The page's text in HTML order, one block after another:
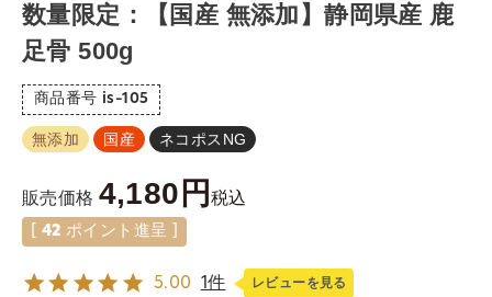
数量限定：【国産 無添加】静岡県産 鹿
足骨 500g
商品番号 is-105
無添加 国産 ネコポスNG
販売価格 4,180 税込
42 ポイント進呈 ]
5.00 1件 レビューを見る